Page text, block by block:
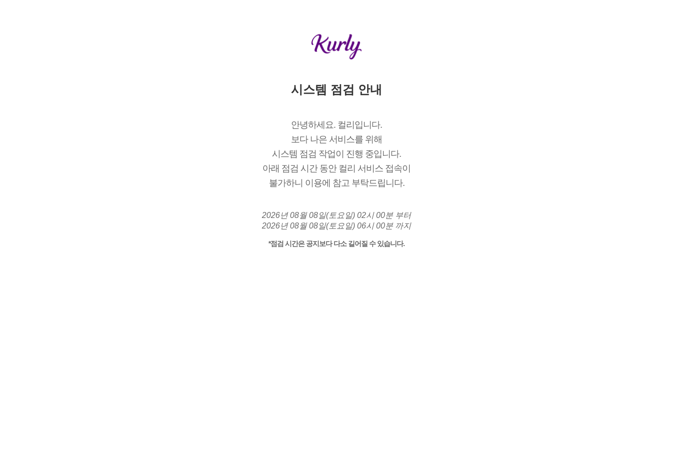
시스템 점검 안내
안녕하세요. 컬리입니다.
보다 나은 서비스를 위해
시스템 점검 작업이 진행 중입니다.
아래 점검 시간 동안 컬리 서비스 접속이
불가하니 이용에 참고 부탁드립니다.
2026년 08월 08일(토요일) 02시 00분 부터
2026년 08월 08일(토요일) 06시 00분 까지
*점검 시간은 공지보다 다소 길어질 수 있습니다.